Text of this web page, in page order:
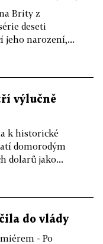
Brity z
deseti
jeho narození,...
výlučně
k historické
domorodým
dolarů jako...
do vlády
- Po